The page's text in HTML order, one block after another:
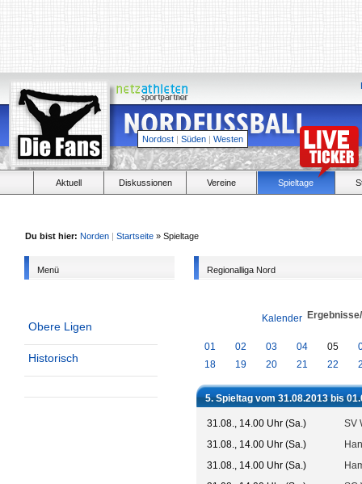
Nordost | Süden | Westen
Aktuell Diskussionen Vereine Spieltage
Du bist hier: Norden | Startseite » Spieltage
Menü
Obere Ligen
Historisch
Regionalliga Nord
Kalender
01 02 03 04 05
18
19 20 21 22
5. Spieltag vom 31.08.2013 bis
31.08., 14.00 Uhr (Sa.)
SV
31.08., 14.00 Uhr (Sa.)
31.08., 14.00 Uhr (Sa.)